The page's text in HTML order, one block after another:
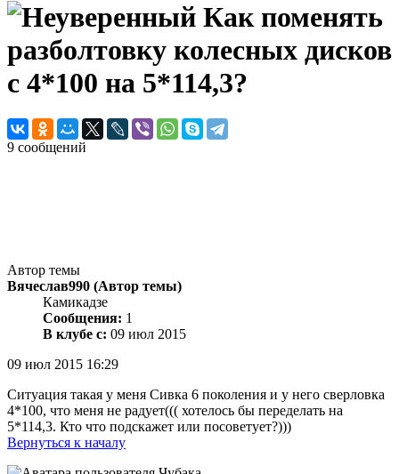
Как поменять
разболтовку колесных дисков
с 4*100 на 5*114,3?
9 сообщений
Автор темы
Вячеслав990 (Автор темы)
Камикадзе
Сообщения: 1
В клубе с: 09 июл 2015
09 июл 2015 16:29
Ситуация такая у меня Сивка 6 поколения и у него сверловка
4*100, что меня не радует((( хотелось бы переделать на
5*114,3. Кто что подскажет или посоветует?)))
Вернуться к началу